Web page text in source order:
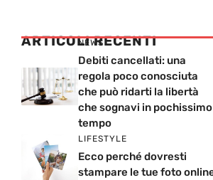
ARTICOLI RECENTI
NEWS
Debiti cancellati: una
regola poco conosciuta
che può ridarti la libertà
che sognavi in pochissimo
tempo
LIFESTYLE
Ecco perché dovresti
stampare le tue foto